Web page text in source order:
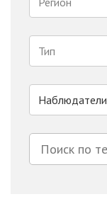
Тип
Наблюдатели